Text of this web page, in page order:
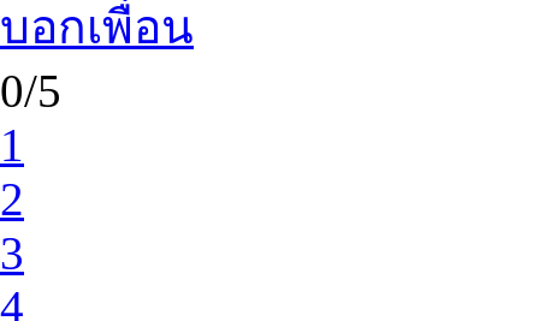
บอกเพื่อน
0/5
1
2
3
4